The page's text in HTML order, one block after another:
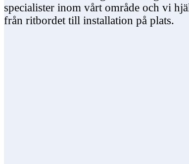
specialister inom vårt område och vi
från ritbordet till installation på plats.